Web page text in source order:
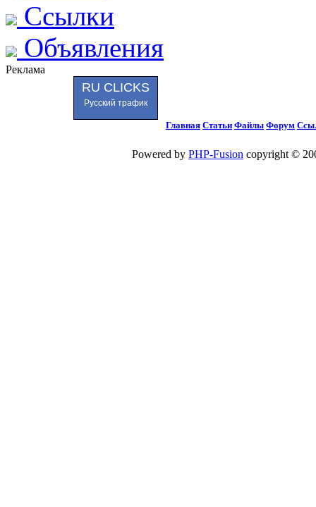
Ссылки
Объявления
Реклама
RU CLICKS
Русский трафик
Главная Статьи Файлы Форум
Powered by PHP-Fusion copyright ©